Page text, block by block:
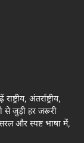
अंतर्राष्ट्रीय,
से जुड़ी हर जरूरी
और स्पष्ट भाषा में,